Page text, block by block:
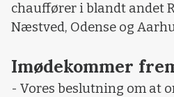
chauffører i blandt andet
Næstved, Odense og
Imødekommer
- Vores beslutning om at